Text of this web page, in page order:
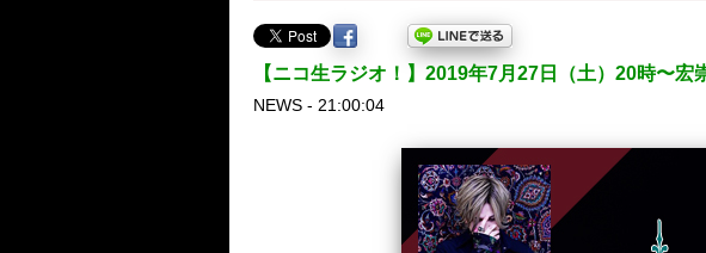
【ニコ生ラジオ！】2019年7月27日（土）20時〜
NEWS - 21:00:04